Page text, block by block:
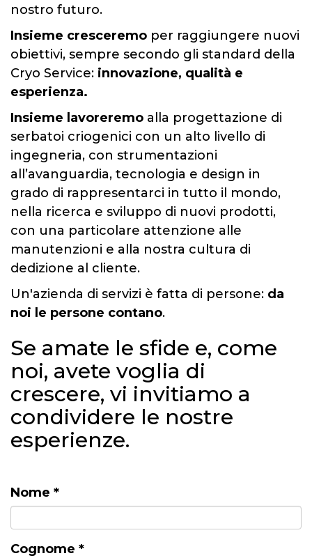
nostro futuro.
Insieme cresceremo per raggiungere nuovi
obiettivi, sempre secondo gli standard della
Cryo Service: innovazione, qualità e
esperienza.
Insieme lavoreremo alla progettazione di
serbatoi criogenici con un alto livello di
ingegneria, con strumentazioni
all’avanguardia, tecnologia e design in
grado di rappresentarci in tutto il mondo,
nella ricerca e sviluppo di nuovi prodotti,
con una particolare attenzione alle
manutenzioni e alla nostra cultura di
dedizione al cliente.
Un'azienda di servizi è fatta di persone: da
noi le persone contano.
Se amate le sfide e, come
noi, avete voglia di
crescere, vi invitiamo a
condividere le nostre
esperienze.
Nome *
Cognome *